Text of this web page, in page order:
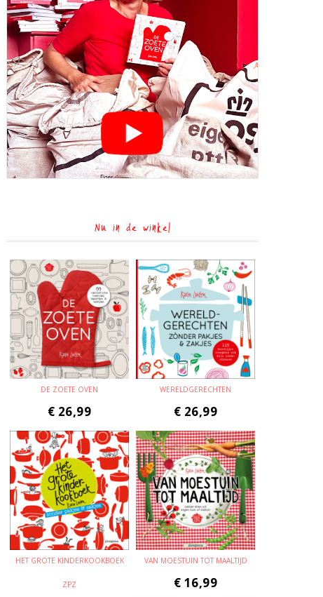
Nu in de winkel
DE ZOETE OVEN
€ 26,99
WERELDGERECHTEN
€ 26,99
HET GROTE KINDERKOOKBOEK
ZPZ
VAN MOESTUIN TOT MAALTIJD
€ 16,99